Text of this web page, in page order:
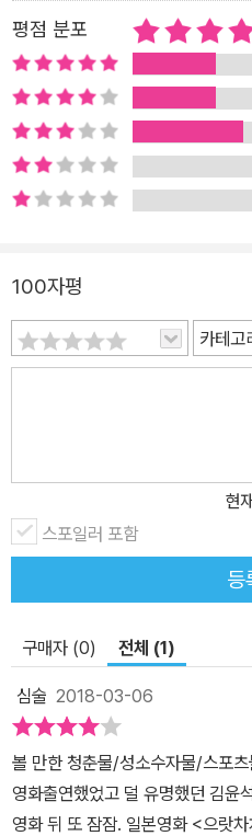
평점 분포
100자평
카테고
현재
스포일러 포함
등
구매자 (0) 전체 (1)
심술 2018-03-06
볼 만한 청춘물/성소수자물/스포
영화출연했었고 덜 유명했던 김윤
영화 뒤 또 잠잠. 일본영화 <으랏